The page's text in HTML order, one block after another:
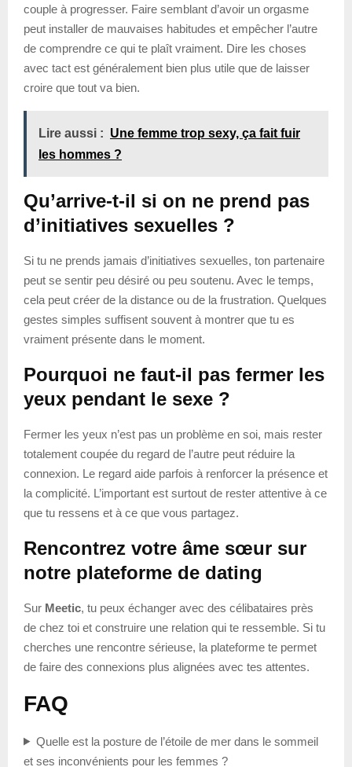
couple à progresser. Faire semblant d’avoir un orgasme
peut installer de mauvaises habitudes et empêcher l’autre
de comprendre ce qui te plaît vraiment. Dire les choses
avec tact est généralement bien plus utile que de laisser
croire que tout va bien.
Lire aussi : Une femme trop sexy, ça fait fuir
les hommes ?
Qu’arrive-t-il si on ne prend pas
d’initiatives sexuelles ?
Si tu ne prends jamais d’initiatives sexuelles, ton partenaire
peut se sentir peu désiré ou peu soutenu. Avec le temps,
cela peut créer de la distance ou de la frustration. Quelques
gestes simples suffisent souvent à montrer que tu es
vraiment présente dans le moment.
Pourquoi ne faut-il pas fermer les
yeux pendant le sexe ?
Fermer les yeux n’est pas un problème en soi, mais rester
totalement coupée du regard de l’autre peut réduire la
connexion. Le regard aide parfois à renforcer la présence et
la complicité. L’important est surtout de rester attentive à ce
que tu ressens et à ce que vous partagez.
Rencontrez votre âme sœur sur
notre plateforme de dating
Sur Meetic, tu peux échanger avec des célibataires près
de chez toi et construire une relation qui te ressemble. Si tu
cherches une rencontre sérieuse, la plateforme te permet
de faire des connexions plus alignées avec tes attentes.
FAQ
Quelle est la posture de l’étoile de mer dans le sommeil
et ses inconvénients pour les femmes ?